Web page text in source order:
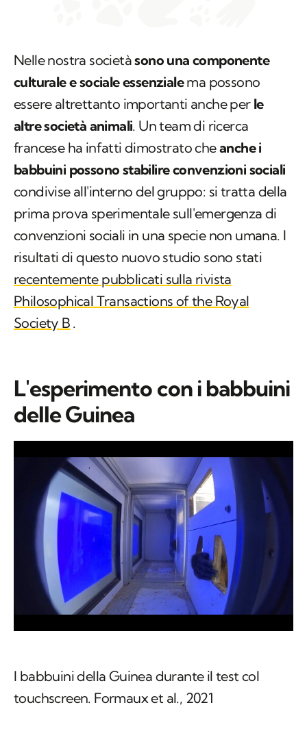
Nelle nostra societàsono una componente
culturale e sociale essenzialema possono
essere altrettanto importanti anche per le
altre società animali. Un team di ricerca
francese ha infatti dimostrato cheanche i
babbuini possono stabilire convenzioni sociali
condivise all'interno del gruppo: si tratta della
prima prova sperimentale sull'emergenza di
convenzioni sociali in una specie non umana. I
risultati di questo nuovo studio sono stati
recentemente pubblicati sulla rivista
Philosophical Transactions of the Royal
Society B .
L'esperimento con i babbuini
delle Guinea
I babbuini della Guinea durante il test col
touchscreen. Formaux et al., 2021